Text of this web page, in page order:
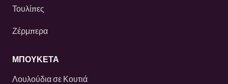
Τουλίπες
Ζέρμπερα
ΜΠΟΥΚΕΤΑ
Λουλούδια σε Κουτιά